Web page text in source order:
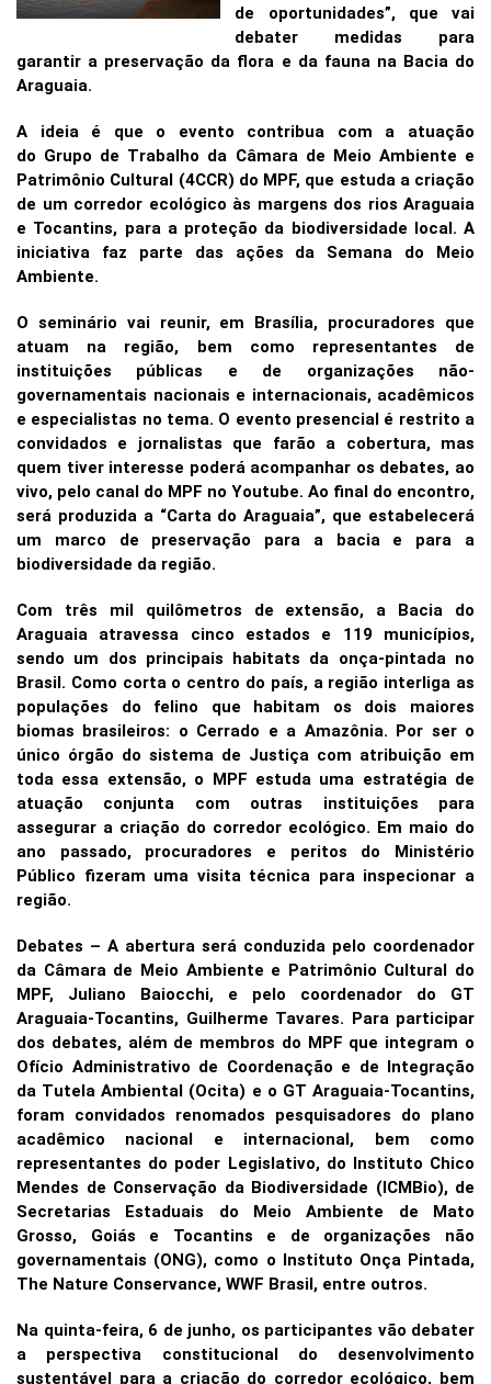
de oportunidades”, que vai
debater medidas para
garantir a preservação da flora e da fauna na Bacia do
Araguaia.
A ideia é que o evento contribua com a atuação
do Grupo de Trabalho da Câmara de Meio Ambiente e
Patrimônio Cultural (4CCR) do MPF, que estuda a criação
de um corredor ecológico às margens dos rios Araguaia
e Tocantins, para a proteção da biodiversidade local. A
iniciativa faz parte das ações da Semana do Meio
Ambiente.
O seminário vai reunir, em Brasília, procuradores que
atuam na região, bem como representantes de
instituições públicas e de organizações não-
governamentais nacionais e internacionais, acadêmicos
e especialistas no tema. O evento presencial é restrito a
convidados e jornalistas que farão a cobertura, mas
quem tiver interesse poderá acompanhar os debates, ao
vivo, pelo canal do MPF no Youtube. Ao final do encontro,
será produzida a “Carta do Araguaia”, que estabelecerá
um marco de preservação para a bacia e para a
biodiversidade da região.
Com três mil quilômetros de extensão, a Bacia do
Araguaia atravessa cinco estados e 119 municípios,
sendo um dos principais habitats da onça-pintada no
Brasil. Como corta o centro do país, a região interliga as
populações do felino que habitam os dois maiores
biomas brasileiros: o Cerrado e a Amazônia. Por ser o
único órgão do sistema de Justiça com atribuição em
toda essa extensão, o MPF estuda uma estratégia de
atuação conjunta com outras instituições para
assegurar a criação do corredor ecológico. Em maio do
ano passado, procuradores e peritos do Ministério
Público fizeram uma visita técnica para inspecionar a
região.
Debates – A abertura será conduzida pelo coordenador
da Câmara de Meio Ambiente e Patrimônio Cultural do
MPF, Juliano Baiocchi, e pelo coordenador do GT
Araguaia-Tocantins, Guilherme Tavares. Para participar
dos debates, além de membros do MPF que integram o
Ofício Administrativo de Coordenação e de Integração
da Tutela Ambiental (Ocita) e o GT Araguaia-Tocantins,
foram convidados renomados pesquisadores do plano
acadêmico nacional e internacional, bem como
representantes do poder Legislativo, do Instituto Chico
Mendes de Conservação da Biodiversidade (ICMBio), de
Secretarias Estaduais do Meio Ambiente de Mato
Grosso, Goiás e Tocantins e de organizações não
governamentais (ONG), como o Instituto Onça Pintada,
The Nature Conservance, WWF Brasil, entre outros.
Na quinta-feira, 6 de junho, os participantes vão debater
a perspectiva constitucional do desenvolvimento
sustentável para a criação do corredor ecológico, bem